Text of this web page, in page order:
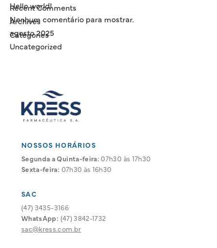
Hello world!
Recent Comments
Nenhum comentário para mostrar.
Archives
agosto 2025
Categories
Uncategorized
NOSSOS HORÁRIOS
Segunda a Quinta-feira: 07h30 às 17h30
Sexta-feira: 07h30 às 16h30
SAC
(47) 3435-3166
WhatsApp: (47) 3842-1732
sac@kress.com.br